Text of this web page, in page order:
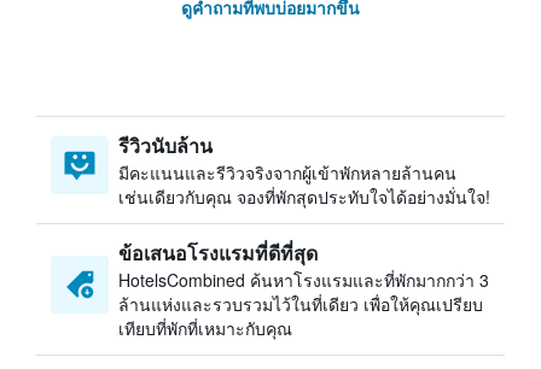
ดูคำถามที่พบบ่อยมากขึ้น
รีวิวนับล้าน
มีคะแนนและรีวิวจริงจากผู้เข้าพักหลายล้านคน
เช่นเดียวกับคุณ จองที่พักสุดประทับใจได้อย่างมั่นใจ!
ข้อเสนอโรงแรมที่ดีที่สุด
HotelsCombined ค้นหาโรงแรมและที่พักมากกว่า 3
ล้านแห่งและรวบรวมไว้ในที่เดียว เพื่อให้คุณเปรียบ
เทียบที่พักที่เหมาะกับคุณ